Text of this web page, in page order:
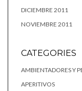
DICIEMBRE 2011
NOVIEMBRE 2011
CATEGORIES
AMBIENTADORES Y
APERITIVOS